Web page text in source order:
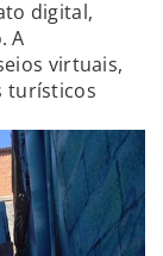
digital,
A
virtuais,
turísticos